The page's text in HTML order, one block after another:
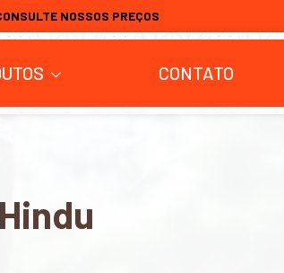
NOSSOS PREÇOS
CONTATO